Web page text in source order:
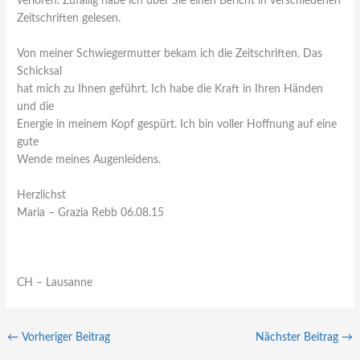
Zeitschriften gelesen.
Von meiner Schwiegermutter bekam ich die Zeitschriften. Das
Schicksal
hat mich zu Ihnen geführt. Ich habe die Kraft in Ihren Händen
und die
Energie in meinem Kopf gespürt. Ich bin voller Hoffnung auf eine
gute
Wende meines Augenleidens.
Herzlichst
Maria – Grazia Rebb 06.08.15
CH – Lausanne
← Vorheriger Beitrag Nächster Beitrag →